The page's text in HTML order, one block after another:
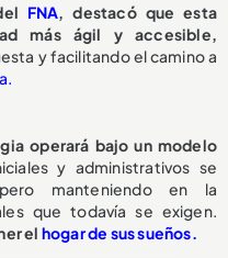
FNA, destacó que esta
más ágil y accesible,
y facilitando el camino a
operará bajo un modelo
y administrativos se
manteniendo en la
que todavía se exigen.
el hogar de sus sueños.